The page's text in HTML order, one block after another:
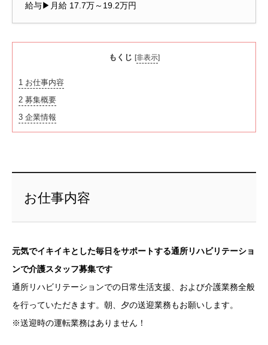
給与▶月給 17.7万～19.2万円
もくじ [非表示]
1 お仕事内容
2 募集概要
3 企業情報
お仕事内容
元気でイキイキとした毎日をサポートする通所リハビリテーショ
ンで介護スタッフ募集です
通所リハビリテーションでの日常生活支援、および介護業務全般
を行っていただきます。朝、夕の送迎業務もお願いします。
※送迎時の運転業務はありません！